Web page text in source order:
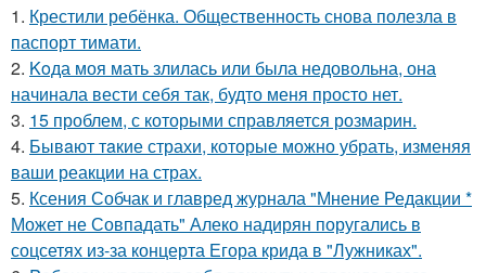
1. Крестили ребёнка. Общественность снова полезла в
паспорт тимати.
2. Koда моя мать злилась или была недовольна, она
начинала вести себя так, будто меня просто нет.
3. 15 проблем, с которыми справляется розмарин.
4. Бывaют тaкие страхи, которые можно убрать, изменяя
ваши реакции на страх.
5. Ксения Собчак и главред журнала "Мнение Редакции *
Может не Совпадать" Алеко надирян поругались в
соцсетях из-за концерта Егора крида в "Лужниках".